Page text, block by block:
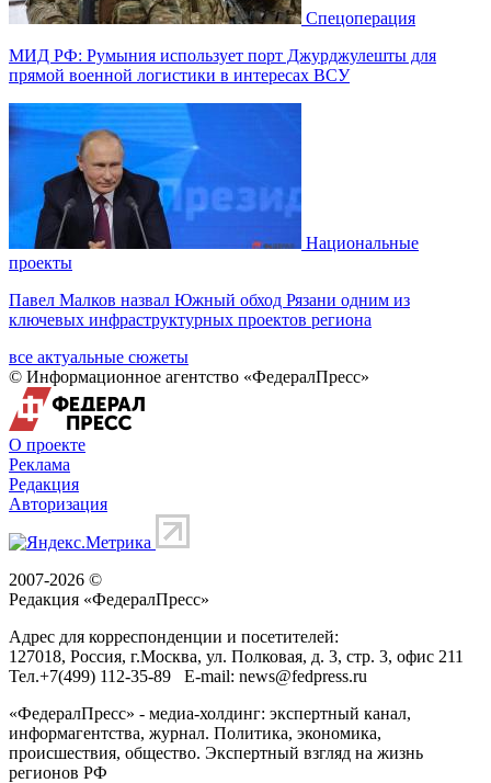
Спецоперация
МИД РФ: Румыния использует порт Джурджулешты для
прямой военной логистики в интересах ВСУ
Национальные
проекты
Павел Малков назвал Южный обход Рязани одним из
ключевых инфраструктурных проектов региона
все актуальные сюжеты
© Информационное агентство «ФедералПресс»
О проекте
Реклама
Редакция
Авторизация
2007-2026 ©
Редакция «ФедералПресс»
Адрес для корреспонденции и посетителей:
127018, Россия, г.Москва, ул. Полковая, д. 3, стр. 3, офис 211
Тел.+7(499) 112-35-89 E-mail: news@fedpress.ru
«ФедералПресс» - медиа-холдинг: экспертный канал,
информагентства, журнал. Политика, экономика,
происшествия, общество. Экспертный взгляд на жизнь
регионов РФ